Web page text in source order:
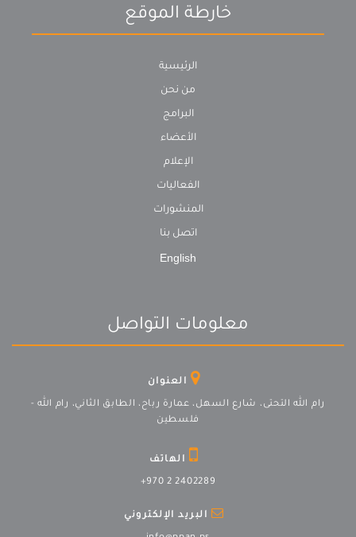
خارطة الموقع
الرئيسية
من نحن
البرامج
الأعضاء
الإعلام
الفعاليات
المنشورات
اتصل بنا
English
معلومات التواصل
العنوان
رام الله التحتى، شارع السهل، عمارة رباح، الطابق الثاني، رام الله -
فلسطين
الهاتف
+970 2 2402289
البريد الإلكتروني